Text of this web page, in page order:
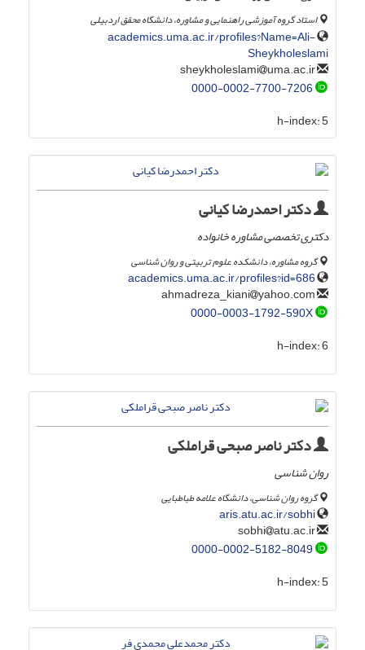
استاد گروه آموزشی راهنمایی و مشاوره، دانشگاه محقق اردبیلی
academics.uma.ac.ir/profiles?Name=Ali-
Sheykholeslami
uma.ac.ir
0000-0002-7700-7206
h-index:5
دکتر احمدرضا کیانی
دکتری تخصصی مشاوره خانواده
گروه مشاوره، دانشکده علوم تربیتی و روان شناسی
academics.uma.ac.ir/profiles?id=686
yahoo.com
0000-0003-1792-590X
h-index:6
دکتر ناصر صبحی قراملکی
روان شناسی
گروه روان شناسی، دانشگاه علامه طباطبایی
aris.atu.ac.ir/sobhi
atu.ac.ir
0000-0002-5182-8049
h-index:5